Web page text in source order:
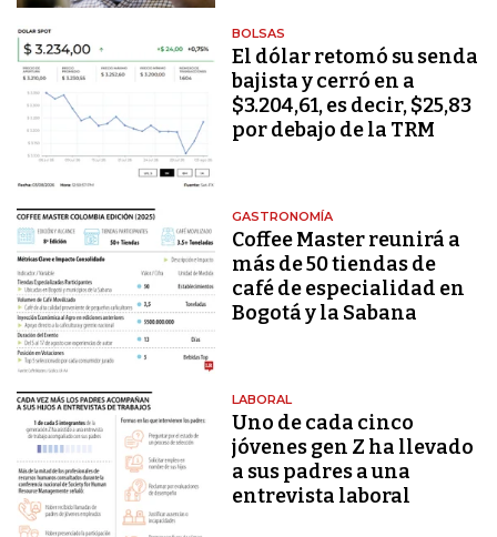
BOLSAS
El dólar retomó su senda
bajista y cerró en a
$3.204,61, es decir, $25,83
por debajo de la TRM
GASTRONOMÍA
Coffee Master reunirá a
más de 50 tiendas de
café de especialidad en
Bogotá y la Sabana
LABORAL
Uno de cada cinco
jóvenes gen Z ha llevado
a sus padres a una
entrevista laboral